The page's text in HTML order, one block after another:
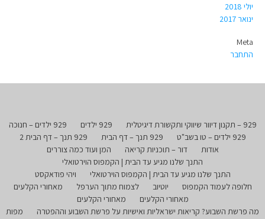
יולי 2018
ינואר 2017
Meta
התחבר
929 – תקנון דיוור שיווקי ותקשורת דיגיטלית 929 ילדים
929 ילדים – חנוכה
929 ילדים – טו בשב"ט
929 תנך – דף הבית
929 תנך – דף הבית 2
אודות
דור – תוכניות קריאה
המן ועוד כמה צוררים
התנך שלנו מגיע עד הבית | הקמפוס הוירטואלי
התנך שלנו מגיע עד הבית | הקמפוס הוירטואלי
ויהי פודאקסט
חלופה לעמוד הקמפוס
יוטיוב לצמוח מתוך הערפל
מאחורי הקלעים
מאחורי הקלעים
מאחורי הקלעים
מה פרשת השבוע? קריאות ישראליות ואישיות על פרשת השבוע וההפטרה
מפות